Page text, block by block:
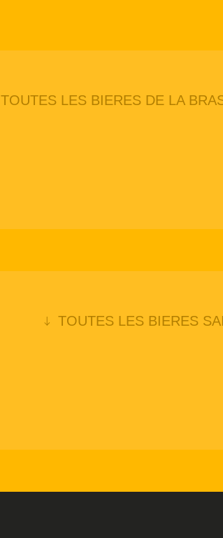
TOUTES LES BIERES DE LA
TOUTES LES BIERES